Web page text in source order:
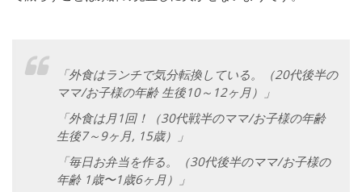
「外食はランチで気分転換している。（20代後半の
ママ/お子様の年齢 生後10～12ヶ月）」
「外食は月1回！（30代戦半のママ/お子様の年齢
生後7～9ヶ月, 15歳）」
「毎日お弁当を作る。（30代後半のママ/お子様の
年齢 1歳〜1歳6ヶ月）」